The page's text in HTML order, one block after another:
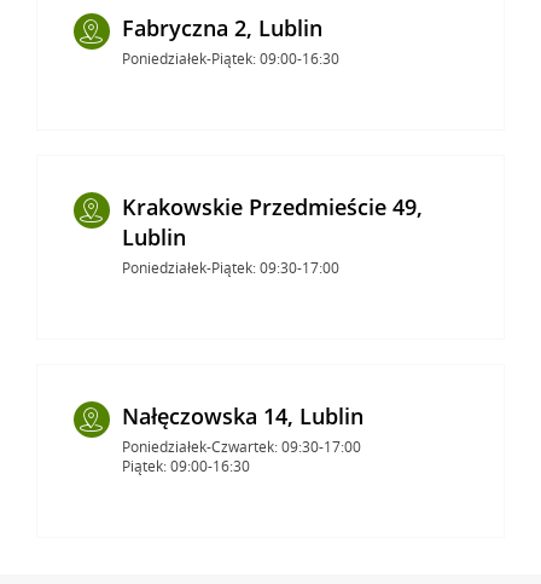
Fabryczna 2, Lublin
Poniedziałek-Piątek: 09:00-16:30
Krakowskie Przedmieście 49,
Lublin
Poniedziałek-Piątek: 09:30-17:00
Nałęczowska 14, Lublin
Poniedziałek-Czwartek: 09:30-17:00
Piątek: 09:00-16:30